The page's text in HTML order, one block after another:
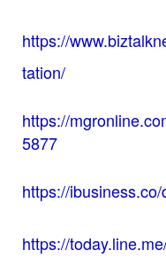
https://
tation/
https://
5877
https://
https://